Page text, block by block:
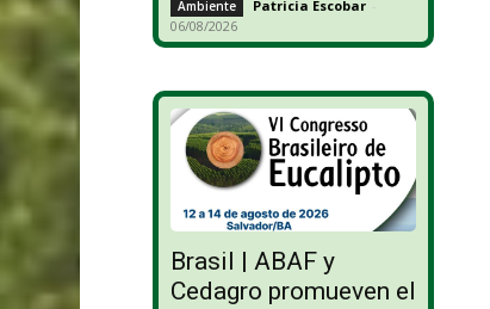
Ambiente Patricia Escobar -
06/08/2026
Brasil | ABAF y
Cedagro promueven el